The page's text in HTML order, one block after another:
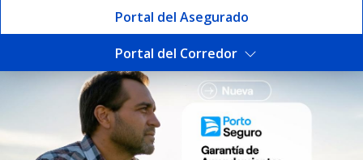
Portal del Asegurado
Portal del Corredor
Seguros | Porto Seguro